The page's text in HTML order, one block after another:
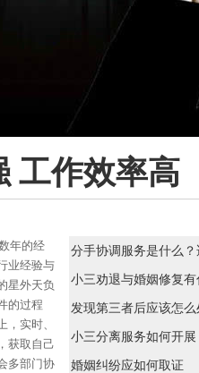
工作效率高
年的经
业经验与
星外天负
的过程
实时、
获取自己
多部门协
分手协调服务是什么？
小三劝退与婚姻修复有
发现第三者后应该怎么
小三分离服务如何开展
婚姻纠纷应如何取证